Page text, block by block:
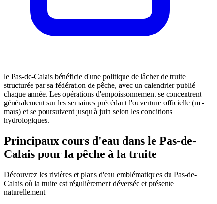
le Pas-de-Calais bénéficie d'une politique de lâcher de truite
structurée par sa fédération de pêche, avec un calendrier publié
chaque année. Les opérations d'empoissonnement se concentrent
généralement sur les semaines précédant l'ouverture officielle (mi-
mars) et se poursuivent jusqu'à juin selon les conditions
hydrologiques.
Principaux cours d'eau dans le Pas-de-
Calais pour la pêche à la truite
Découvrez les rivières et plans d'eau emblématiques du Pas-de-
Calais où la truite est régulièrement déversée et présente
naturellement.